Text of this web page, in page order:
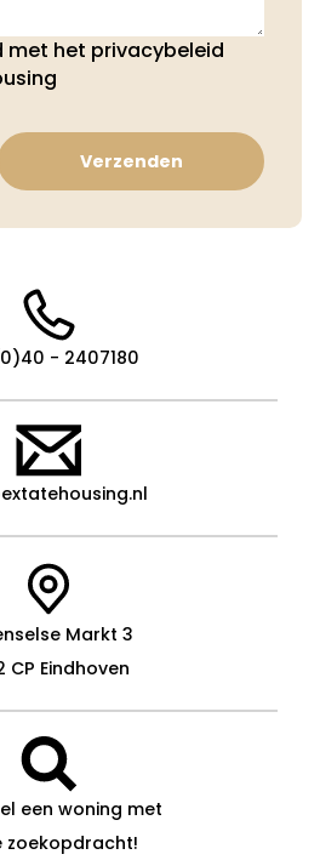
met het privacybeleid
Verzenden
- 2407180
Markt 3
CP Eindhoven
een woning met
zoekopdracht!